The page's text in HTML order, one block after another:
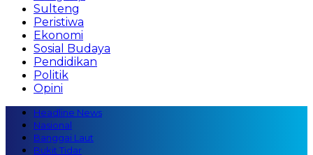
Sulteng
Peristiwa
Ekonomi
Sosial Budaya
Pendidikan
Politik
Opini
Headline News
Nasional
Banggai Laut
Bukit Tidar